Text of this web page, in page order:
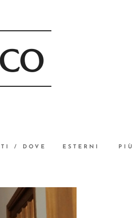
/ DOVE ESTERNI PIÙ